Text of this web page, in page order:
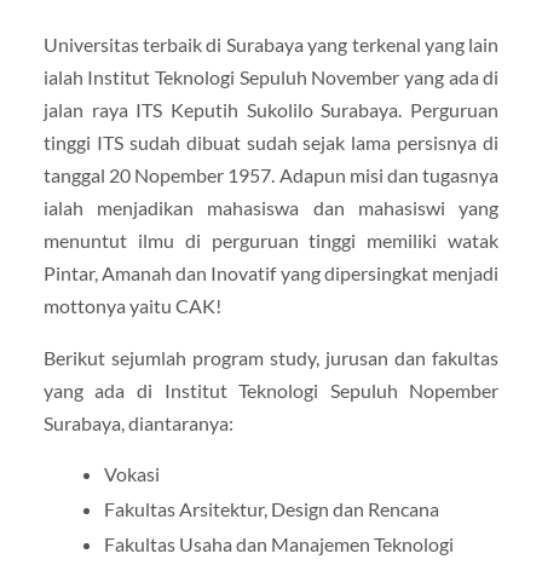
Universitas terbaik di Surabaya yang terkenal yang lain
ialah Institut Teknologi Sepuluh November yang ada di
jalan raya ITS Keputih Sukolilo Surabaya. Perguruan
tinggi ITS sudah dibuat sudah sejak lama persisnya di
tanggal 20 Nopember 1957. Adapun misi dan tugasnya
ialah menjadikan mahasiswa dan mahasiswi yang
menuntut ilmu di perguruan tinggi memiliki watak
Pintar, Amanah dan Inovatif yang dipersingkat menjadi
mottonya yaitu CAK!
Berikut sejumlah program study, jurusan dan fakultas
yang ada di Institut Teknologi Sepuluh Nopember
Surabaya, diantaranya:
Vokasi
Fakultas Arsitektur, Design dan Rencana
Fakultas Usaha dan Manajemen Teknologi